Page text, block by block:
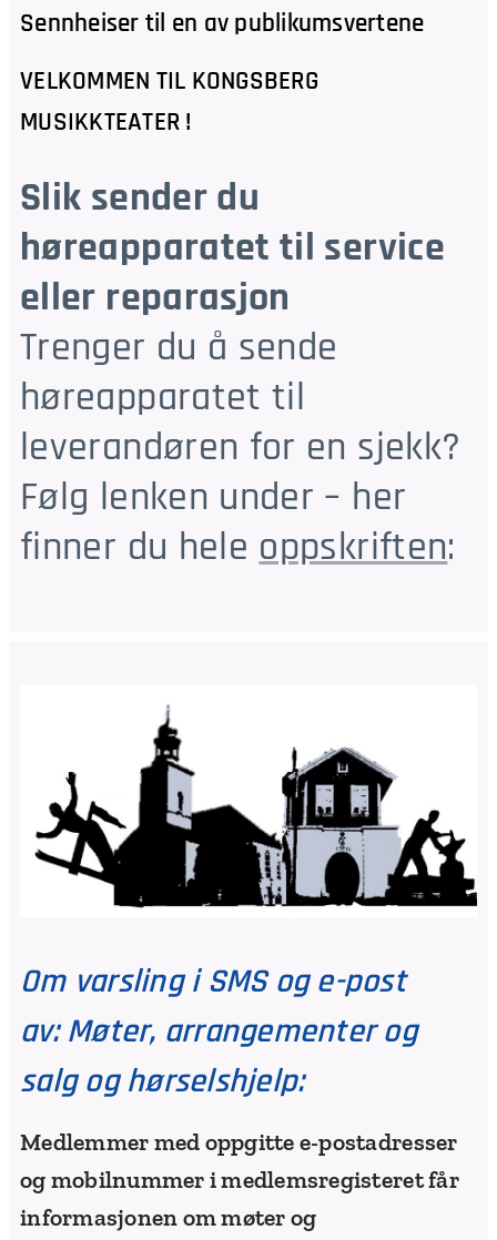
Sennheiser til en av publikumsvertene
VELKOMMEN TIL KONGSBERG
MUSIKKTEATER !
Slik sender du
høreapparatet til service
eller reparasjon
Trenger du å sende
høreapparatet til
leverandøren for en sjekk?
Følg lenken under – her
finner du heleoppskriften:
Om varsling i SMS og e-post
av:Møter, arrangementer og
salg og hørselshjelp:
Medlemmer med oppgitte e-postadresser
og mobilnummer i medlemsregisteret får
informasjonen om møter og